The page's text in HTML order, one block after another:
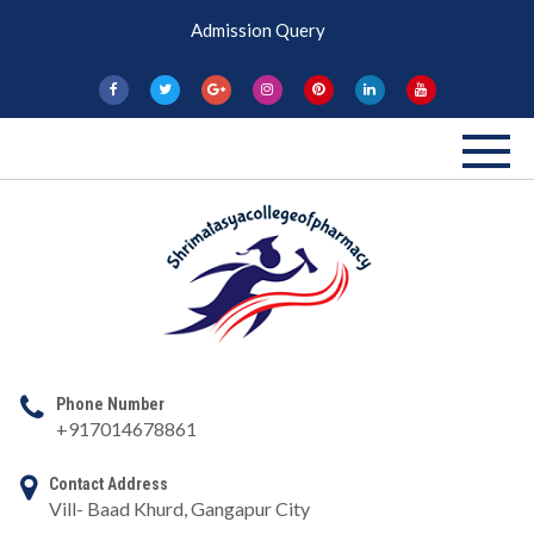
Admission Query
Phone Number
+917014678861
Contact Address
Vill- Baad Khurd, Gangapur City